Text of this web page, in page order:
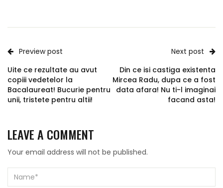
Preview post
Uite ce rezultate au avut
copiii vedetelor la
Bacalaureat! Bucurie pentru
unii, tristete pentru altii!
Next post
Din ce isi castiga existenta
Mircea Radu, dupa ce a fost
data afara! Nu ti-l imaginai
facand asta!
LEAVE A COMMENT
Your email address will not be published.